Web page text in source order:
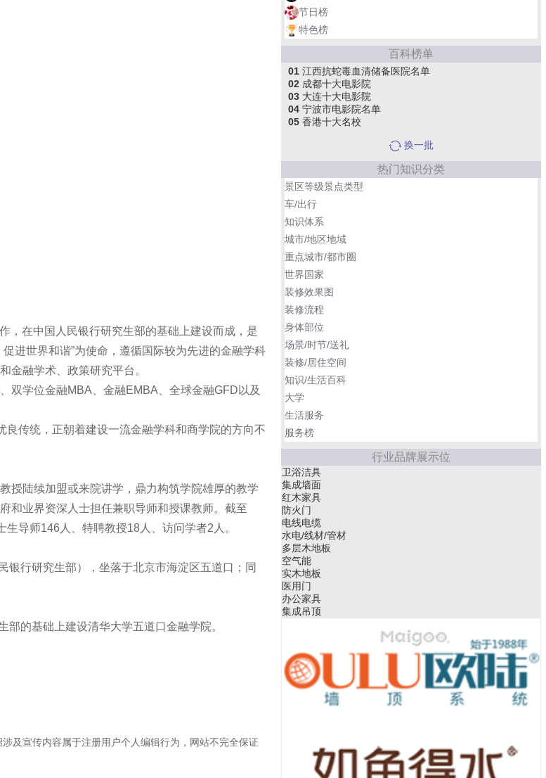
，在中国人民银行研究生部的基础上建设而成，是
进世界和谐”为使命，遵循国际较为先进的金融学科
金融学术、政策研究平台。
双学位金融MBA、金融EMBA、全球金融GFD以及
良传统，正朝着建设一流金融学科和商学院的方向不
授陆续加盟或来院讲学，鼎力构筑学院雄厚的教学
和业界资深人士担任兼职导师和授课教师。截至
导师146人、特聘教授18人、访问学者2人。
银行研究生部），坐落于北京市海淀区五道口；同
的基础上建设清华大学五道口金融学院。
及宣传内容属于注册用户个人编辑行为，网站不完全保证
节日榜
特色榜
百科榜单
01 江西抗蛇毒血清储备医院名单
02 成都十大电影院
03 大连十大电影院
04 宁波市电影院名单
05 香港十大名校
换一批
热门知识分类
景区等级景点类型
车/出行
知识体系
城市/地区地域
重点城市/都市圈
世界国家
装修效果图
装修流程
身体部位
场景/时节/送礼
装修/居住空间
知识/生活百科
大学
生活服务
服务榜
行业品牌展示位
桥架
管件
厨柜
床垫
抗震支架
传送带
硅橡胶
卫浴洁具
集成墙面
红木家具
防火门
电线电缆
水电/线材/管材
多层木地板
空气能
实木地板
医用门
办公家具
集成吊顶